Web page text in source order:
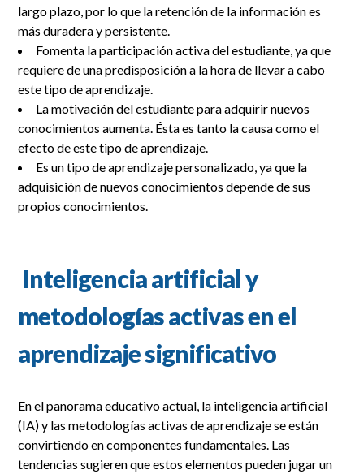
largo plazo, por lo que la retención de la información es
más duradera y persistente.
Fomenta la participación activa del estudiante, ya que
requiere de una predisposición a la hora de llevar a cabo
este tipo de aprendizaje.
La motivación del estudiante para adquirir nuevos
conocimientos aumenta. Ésta es tanto la causa como el
efecto de este tipo de aprendizaje.
Es un tipo de aprendizaje personalizado, ya que la
adquisición de nuevos conocimientos depende de sus
propios conocimientos.
Inteligencia artificial y
metodologías activas en el
aprendizaje significativo
En el panorama educativo actual, la inteligencia artificial
(IA) y las metodologías activas de aprendizaje se están
convirtiendo en componentes fundamentales. Las
tendencias sugieren que estos elementos pueden jugar un